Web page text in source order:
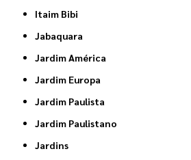
Itaim Bibi
Jabaquara
Jardim América
Jardim Europa
Jardim Paulista
Jardim Paulistano
Jardins